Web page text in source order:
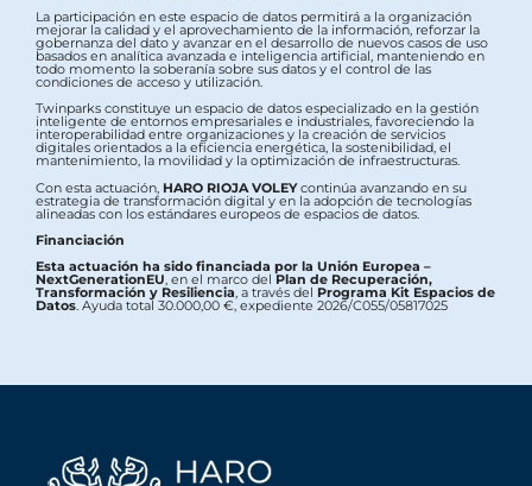
La participación en este espacio de datos permitirá a la organización
mejorar la calidad y el aprovechamiento de la información, reforzar la
gobernanza del dato y avanzar en el desarrollo de nuevos casos de uso
basados en analítica avanzada e inteligencia artificial, manteniendo en
todo momento la soberanía sobre sus datos y el control de las
condiciones de acceso y utilización.
Twinparks constituye un espacio de datos especializado en la gestión
inteligente de entornos empresariales e industriales, favoreciendo la
interoperabilidad entre organizaciones y la creación de servicios
digitales orientados a la eficiencia energética, la sostenibilidad, el
mantenimiento, la movilidad y la optimización de infraestructuras.
Con esta actuación, HARO RIOJA VOLEYcontinúa avanzando en su
estrategia de transformación digital y en la adopción de tecnologías
alineadas con los estándares europeos de espacios de datos.
Financiación
Esta actuación ha sido financiada por la Unión Europea –
NextGenerationEU, en el marco delPlan de Recuperación,
Transformación y Resiliencia, a través del Programa Kit Espacios de
Datos. Ayuda total 30.000,00 €, expediente 2026/C055/05817025